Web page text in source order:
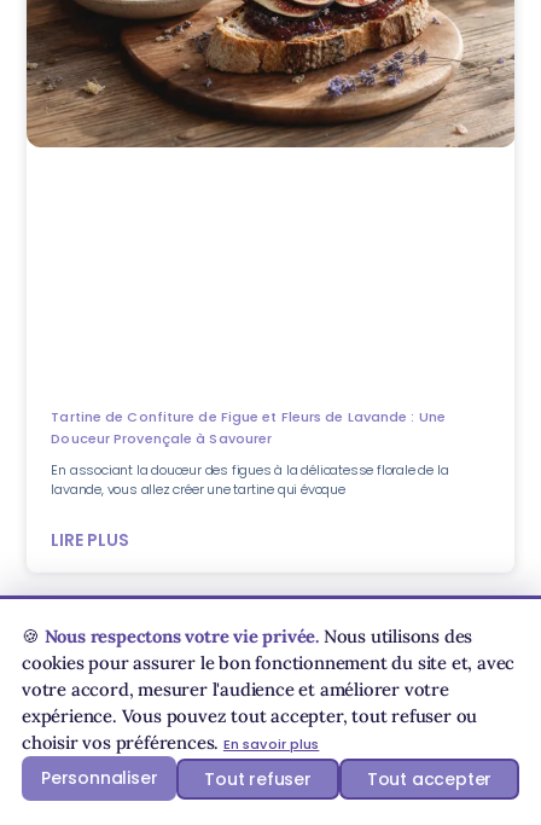
Tartine de Confiture de Figue et Fleurs de Lavande : Une
Douceur Provençale à Savourer
En associant la douceur des figues à la délicatesse florale de la
lavande, vous allez créer une tartine qui évoque
LIRE PLUS
Inscrivez vous à notre newsletters
Pour ne jamais manquer les dernières nouveautés et bénéficier de
promotions exclusives en avant-première, inscrivez-vous dès
maintenant !
🍪 Nous respectons votre vie privée.Nous utilisons des
cookies pour assurer le bon fonctionnement du site et, avec
votre accord, mesurer l'audience et améliorer votre
expérience. Vous pouvez tout accepter, tout refuser ou
choisir vos préférences. En savoir plus
Personnaliser Tout refuser Tout accepter